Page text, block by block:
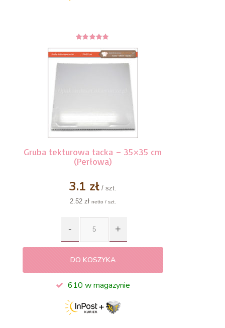
5z 5
Gruba tekturowa tacka – 35×35 cm
(Perłowa)
3.1 zł/ szt.
2.52 zł netto / szt.
DO KOSZYKA
610 w magazynie